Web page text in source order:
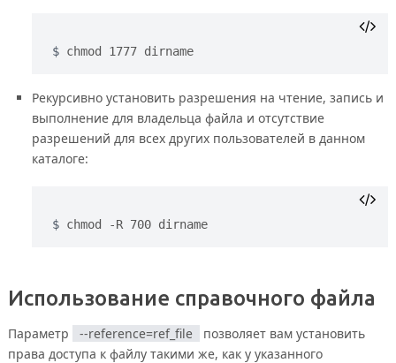
chmod 1777 dirname
Рекурсивно установить разрешения на чтение, запись и
выполнение для владельца файла и отсутствие
разрешений для всех других пользователей в данном
каталоге:
chmod -R 700 dirname
Использование справочного файла
Параметр --reference=ref_file
позволяет вам установить
права доступа к файлу такими же, как у указанного